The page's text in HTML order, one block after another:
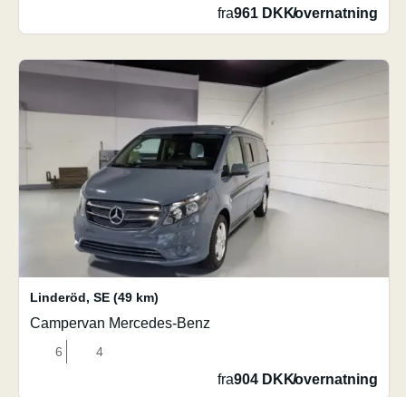
fra961 DKK/overnatning
Linderöd, SE (49 km)
Campervan Mercedes-Benz
6 4
fra904 DKK/overnatning